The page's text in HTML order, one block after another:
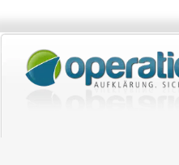
springen